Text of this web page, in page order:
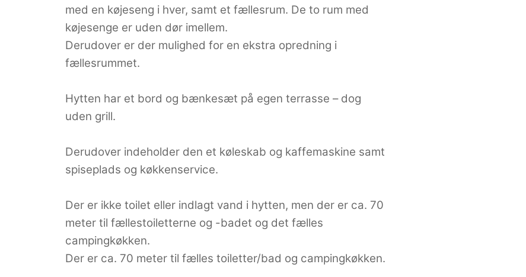
med en køjeseng i hver, samt et fællesrum. De to rum med
køjesenge er uden dør imellem.
Derudover er der mulighed for en ekstra opredning i
fællesrummet.
Hytten har et bord og bænkesæt på egen terrasse – dog
uden grill.
Derudover indeholder den et køleskab og kaffemaskine samt
spiseplads og køkkenservice.
Der er ikke toilet eller indlagt vand i hytten, men der er ca. 70
meter til fællestoiletterne og -badet og det fælles
campingkøkken.
Der er ca. 70 meter til fælles toiletter/bad og campingkøkken.